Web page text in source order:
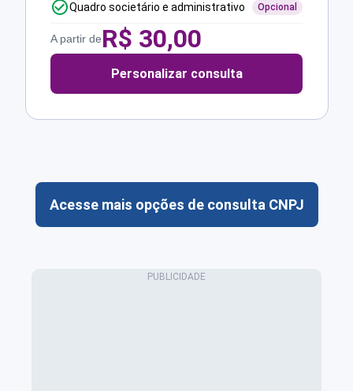
Quadro societário e administrativo Opcional
A partir deR$ 30,00
Personalizar consulta
Acesse mais opções de consulta CNPJ